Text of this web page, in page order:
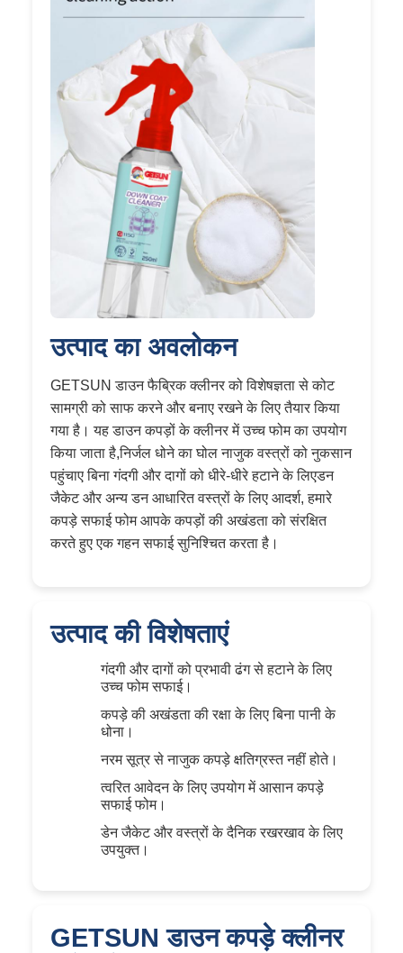
उत्पाद का अवलोकन
GETSUN डाउन फैब्रिक क्लीनर को विशेषज्ञता से कोट
सामग्री को साफ करने और बनाए रखने के लिए तैयार किया
गया है। यह डाउन कपड़ों के क्लीनर में उच्च फोम का उपयोग
किया जाता है,निर्जल धोने का घोल नाजुक वस्त्रों को नुकसान
पहुंचाए बिना गंदगी और दागों को धीरे-धीरे हटाने के लिएडन
जैकेट और अन्य डन आधारित वस्त्रों के लिए आदर्श, हमारे
कपड़े सफाई फोम आपके कपड़ों की अखंडता को संरक्षित
करते हुए एक गहन सफाई सुनिश्चित करता है।
उत्पाद की विशेषताएं
गंदगी और दागों को प्रभावी ढंग से हटाने के लिए
उच्च फोम सफाई।
कपड़े की अखंडता की रक्षा के लिए बिना पानी के
धोना।
नरम सूत्र से नाजुक कपड़े क्षतिग्रस्त नहीं होते।
त्वरित आवेदन के लिए उपयोग में आसान कपड़े
सफाई फोम।
डेन जैकेट और वस्त्रों के दैनिक रखरखाव के लिए
उपयुक्त।
GETSUN डाउन कपड़े क्लीनर